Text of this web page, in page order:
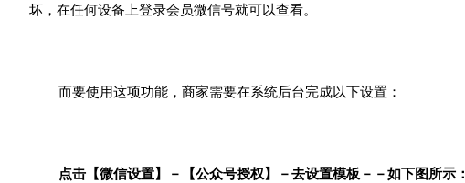
坏，在任何设备上登录会员微信号就可以查看。
而要使用这项功能，商家需要在系统后台完成以下设置：
点击【微信设置】－【公众号授权】－去设置模板－－如下图所示：